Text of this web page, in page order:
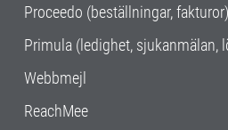
Proceedo (beställningar, fakturor)
Primula (ledighet, sjukanmälan,
Webbmejl
ReachMee